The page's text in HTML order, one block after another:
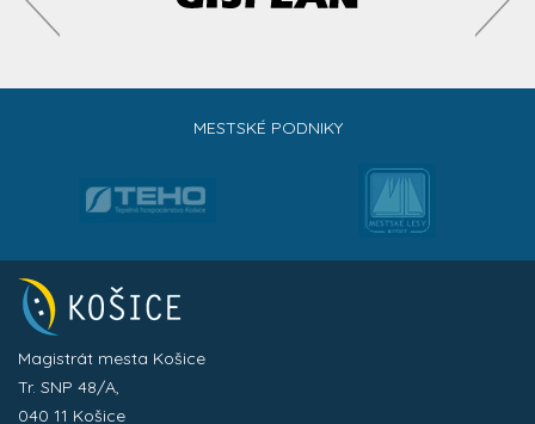
MESTSKÉ PODNIKY
Magistrát mesta Košice
Tr. SNP 48/A,
040 11 Košice